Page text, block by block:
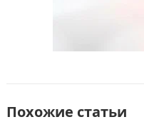
Похожие статьи